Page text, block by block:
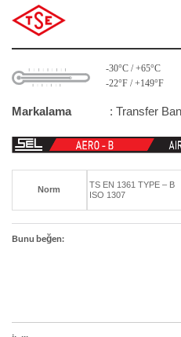
-30°C / +65°C
-22°F / +149°F
Markalama : Transfer
Norm
TS EN 1361 TYPE – B
ISO 1307
Bunu beğen: